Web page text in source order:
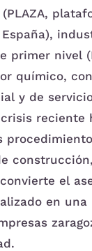
primer nivel
químico,
y de
reciente
el
en una